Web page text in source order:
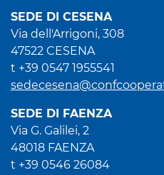
SEDE DI CESENA
Via dell'Arrigoni, 308
47522 CESENA
t +39 0547 1955541
SEDE DI FAENZA
Via G. Galilei, 2
48018 FAENZA
t +39 0546 26084